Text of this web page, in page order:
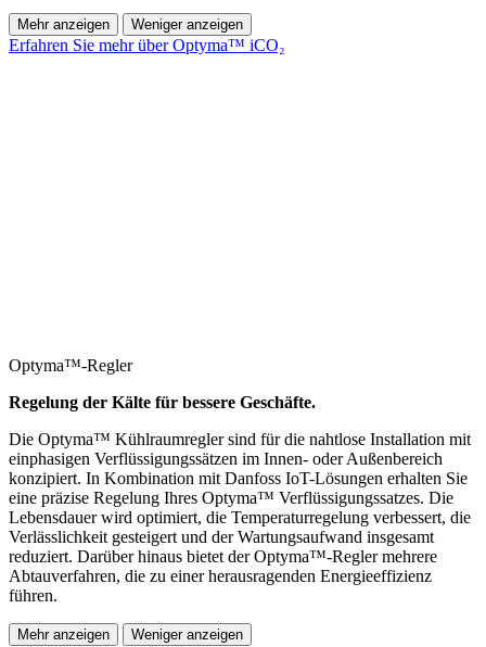
Mehr anzeigen Weniger anzeigen
Erfahren Sie mehr über Optyma™ iCO₂
Optyma™-Regler
Regelung der Kälte für bessere Geschäfte.
Die Optyma™ Kühlraumregler sind für die nahtlose Installation mit
einphasigen Verflüssigungssätzen im Innen- oder Außenbereich
konzipiert. In Kombination mit Danfoss IoT-Lösungen erhalten Sie
eine präzise Regelung Ihres Optyma™ Verflüssigungssatzes. Die
Lebensdauer wird optimiert, die Temperaturregelung verbessert, die
Verlässlichkeit gesteigert und der Wartungsaufwand insgesamt
reduziert. Darüber hinaus bietet der Optyma™-Regler mehrere
Abtauverfahren, die zu einer herausragenden Energieeffizienz
führen.
Mehr anzeigen Weniger anzeigen